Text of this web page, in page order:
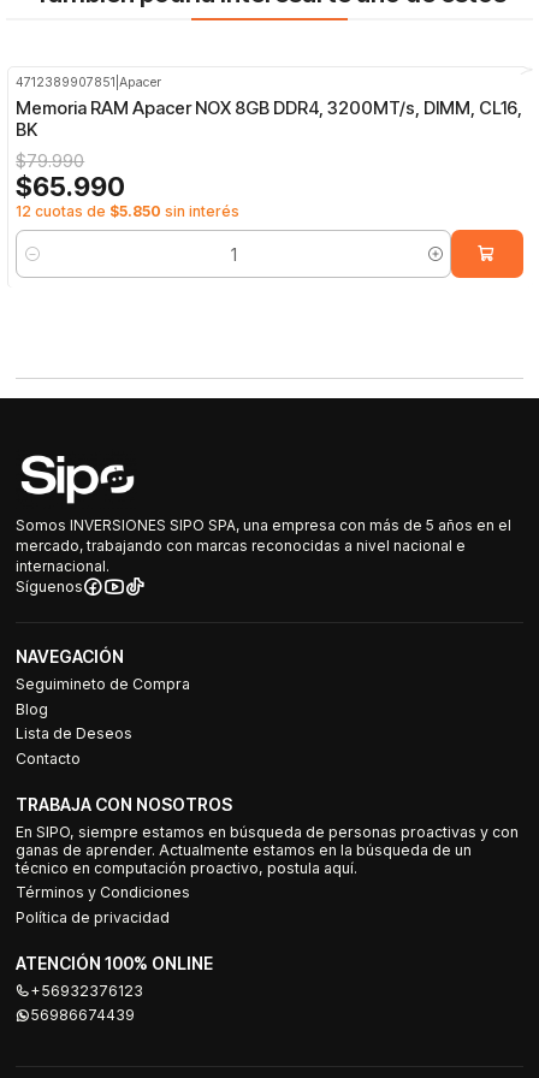
4712389907851 |Apacer
Memoria RAM Apacer NOX 8GB DDR4, 3200MT/s, DIMM, CL16,
BK
$79.990
$65.990
12 cuotas de $5.850 sin interés
Cantidad
Somos INVERSIONES SIPO SPA, una empresa con más de 5 años en el
mercado, trabajando con marcas reconocidas a nivel nacional e
internacional.
Síguenos
NAVEGACIÓN
Seguimineto de Compra
Blog
Lista de Deseos
Contacto
TRABAJA CON NOSOTROS
En SIPO, siempre estamos en búsqueda de personas proactivas y con
ganas de aprender. Actualmente estamos en la búsqueda de un
técnico en computación proactivo, postula aquí.
Términos y Condiciones
Política de privacidad
ATENCIÓN 100% ONLINE
+56932376123
56986674439